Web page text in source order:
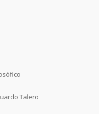
Talero